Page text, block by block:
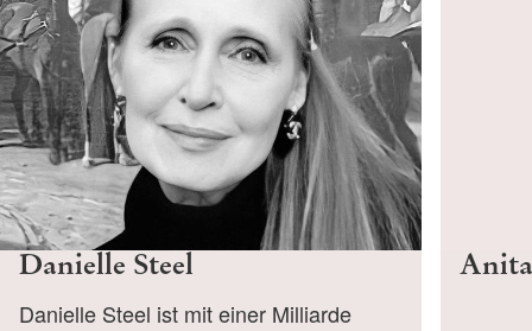
Danielle Steel
Danielle Steel ist mit einer Milliarde